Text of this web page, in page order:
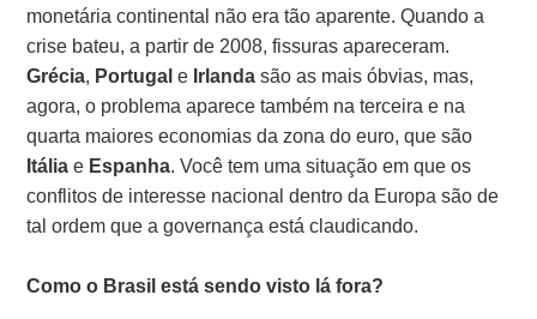
monetária continental não era tão aparente. Quando a
crise bateu, a partir de 2008, fissuras apareceram.
Grécia, Portugale Irlandasão as mais óbvias, mas,
agora, o problema aparece também na terceira e na
quarta maiores economias da zona do euro, que são
Itáliae Espanha. Você tem uma situação em que os
conflitos de interesse nacional dentro da Europa são de
tal ordem que a governança está claudicando.
Como o Brasil está sendo visto lá fora?